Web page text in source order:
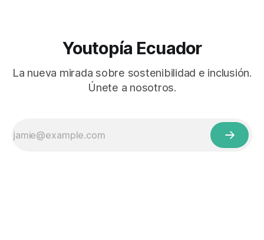
Youtopía Ecuador
La nueva mirada sobre sostenibilidad e inclusión.
Únete a nosotros.